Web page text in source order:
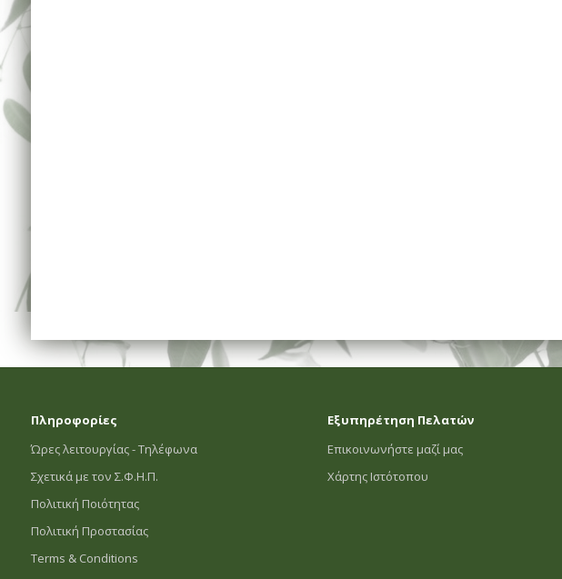
Πληροφορίες
Ώρες λειτουργίας - Τηλέφωνα
Σχετικά με τον Σ.Φ.Η.Π.
Πολιτική Ποιότητας
Πολιτική Προστασίας
Terms & Conditions
Εξυπηρέτηση Πελατών
Επικοινωνήστε μαζί μας
Χάρτης Ιστότοπου